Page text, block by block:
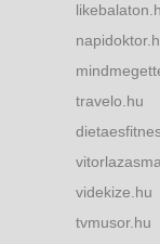
travelo.hu
videkize.hu
tvmusor.hu